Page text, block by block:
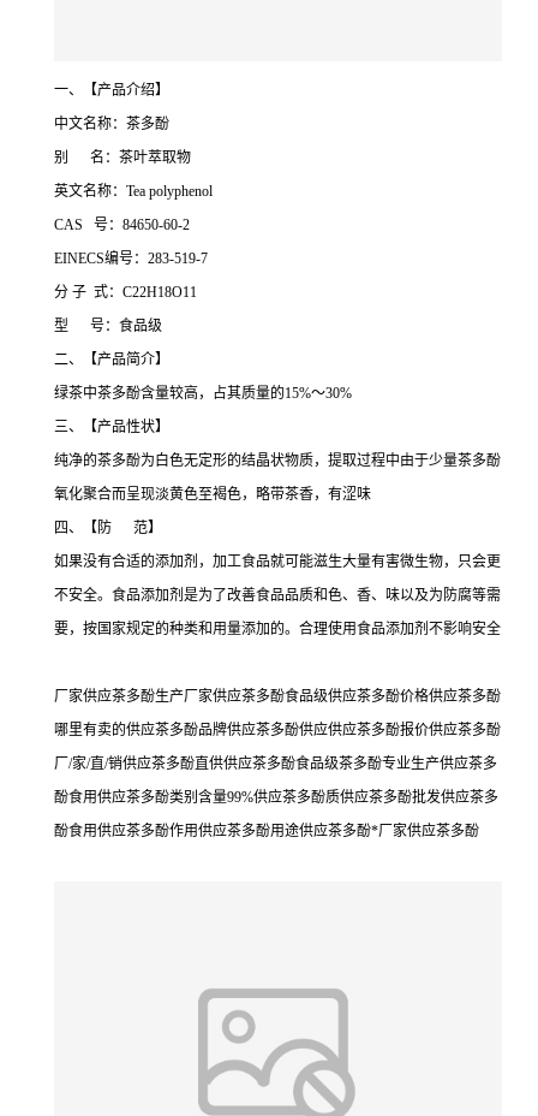
一、【产品介绍】
中文名称：茶多酚
别 名：茶叶萃取物
英文名称：Tea polyphenol
CAS 号：84650-60-2
EINECS编号：283-519-7
分 子 式：C22H18O11
型 号：食品级
二、【产品简介】
绿茶中茶多酚含量较高，占其质量的15%～30%
三、【产品性状】
纯净的茶多酚为白色无定形的结晶状物质，提取过程中由于少量茶多酚
氧化聚合而呈现淡黄色至褐色，略带茶香，有涩味
四、【防 范】
如果没有合适的添加剂，加工食品就可能滋生大量有害微生物，只会更
不安全。食品添加剂是为了改善食品品质和色、香、味以及为防腐等需
要，按国家规定的种类和用量添加的。合理使用食品添加剂不影响安全
厂家供应茶多酚生产厂家供应茶多酚食品级供应茶多酚价格供应茶多酚
哪里有卖的供应茶多酚品牌供应茶多酚供应供应茶多酚报价供应茶多酚
厂/家/直/销供应茶多酚直供供应茶多酚食品级茶多酚专业生产供应茶多
酚食用供应茶多酚类别含量99%供应茶多酚质供应茶多酚批发供应茶多
酚食用供应茶多酚作用供应茶多酚用途供应茶多酚*厂家供应茶多酚